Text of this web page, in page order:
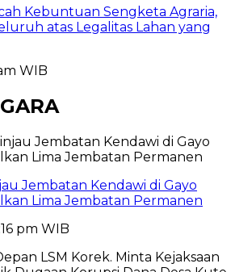
Kebuntuan Sengketa Agraria,
atas Legalitas Lahan yang
WIB
Jembatan Kendawi di Gayo
Lima Jembatan Permanen
pm WIB